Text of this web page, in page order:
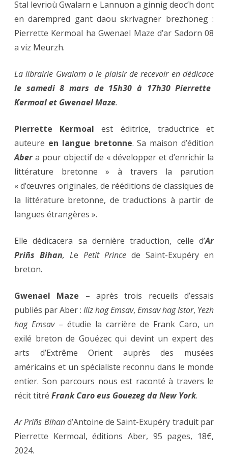
Stal levrioù Gwalarn e Lannuon a ginnig deoc’h dont
en darempred gant daou skrivagner brezhoneg :
Pierrette Kermoal ha Gwenael Maze d’ar Sadorn 08
a viz Meurzh.
La librairie Gwalarn a le plaisir de recevoir en dédicace
le samedi 8 mars de 15h30 à 17h30 Pierrette
Kermoal et Gwenael Maze.
Pierrette Kermoal est éditrice, traductrice et
auteure en langue bretonne. Sa maison d’édition
Aber a pour objectif de « développer et d’enrichir la
littérature bretonne » à travers la parution
« d’œuvres originales, de rééditions de classiques de
la littérature bretonne, de traductions à partir de
langues étrangères ».
Elle dédicacera sa dernière traduction, celle d’Ar
Priñs Bihan, Le Petit Prince de Saint-Exupéry en
breton.
Gwenael Maze – après trois recueils d’essais
publiés par Aber : Iliz hag Emsav, Emsav hag Istor, Yezh
hag Emsav– étudie la carrière de Frank Caro, un
exilé breton de Gouézec qui devint un expert des
arts d’Extrême Orient auprès des musées
américains et un spécialiste reconnu dans le monde
entier. Son parcours nous est raconté à travers le
récit titré Frank Caro eus Gouezeg da New York.
Ar Priñs Bihand’Antoine de Saint-Exupéry traduit par
Pierrette Kermoal, éditions Aber, 95 pages, 18€,
2024.